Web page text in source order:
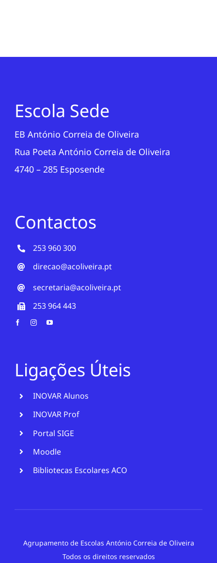
Escola Sede
EB António Correia de Oliveira
Rua Poeta António Correia de Oliveira
4740 – 285 Esposende
Contactos
253 960 300
direcao@acoliveira.pt
secretaria@acoliveira.pt
253 964 443
Ligações Úteis
INOVAR Alunos
INOVAR Prof
Portal SIGE
Moodle
Bibliotecas Escolares ACO
Agrupamento de Escolas António Correia de Oliveira
Todos os direitos reservados